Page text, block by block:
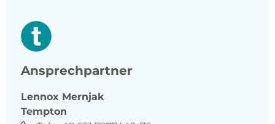
Ansprechpartner
Lennox Mernjak
Tempton